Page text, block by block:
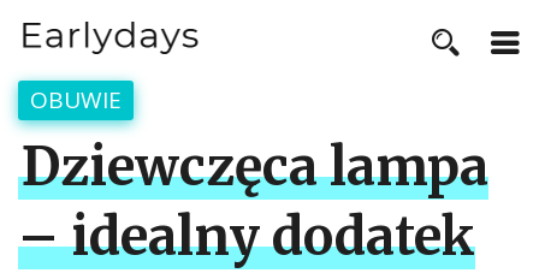
OBUWIE
Dziewczęca lampa
– idealny dodatek